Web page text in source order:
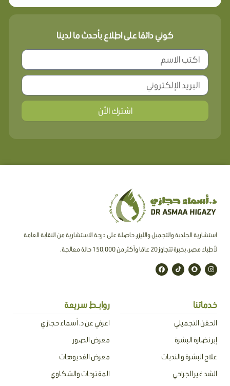
كوني دائمًا على اطلاع بأحدث ما لدينا
اشترك الأن
استشارية الجلدية والتجميل والليزر، حاصلة على درجة الاستشارية من النقابة العامة
لأطباء مصر ، بخبرة تتجاوز 20 عامًا وأكثر من 150,000 حالة معالجة.
I
n
s
a
S
n
a
a
t
T
i
k
F
a
c
خدماتنا
الحقن التجميلي
إبر نضارة البشرة
علاج البشرة والندبات
الشد غير الجراحي
روابـط سريعة
اعرفي عن د. أسماء حجازي
معرض الصور
معرض الفديوهات
المقترحات والشكاوي